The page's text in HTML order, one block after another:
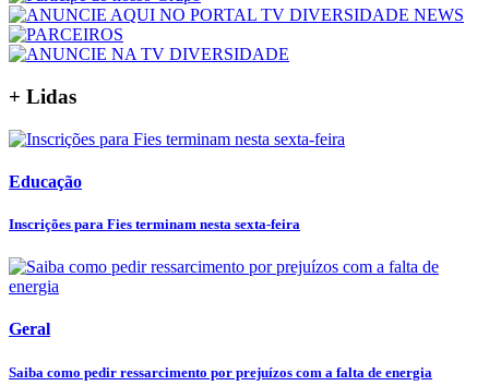
+ Lidas
Educação
Inscrições para Fies terminam nesta sexta-feira
Geral
Saiba como pedir ressarcimento por prejuízos com a falta de energia